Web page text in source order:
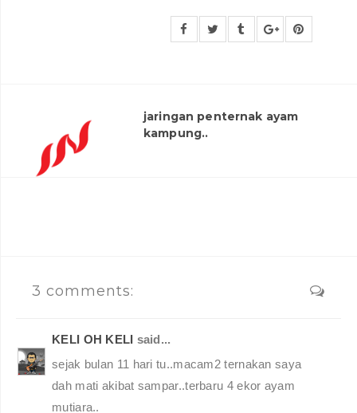
jaringan penternak ayam
kampung..
3 comments:
KELI OH KELI said...
sejak bulan 11 hari tu..macam2 ternakan saya
dah mati akibat sampar..terbaru 4 ekor ayam
mutiara..